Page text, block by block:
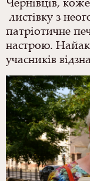
листівку з
патріотичне
настрою.
учасників